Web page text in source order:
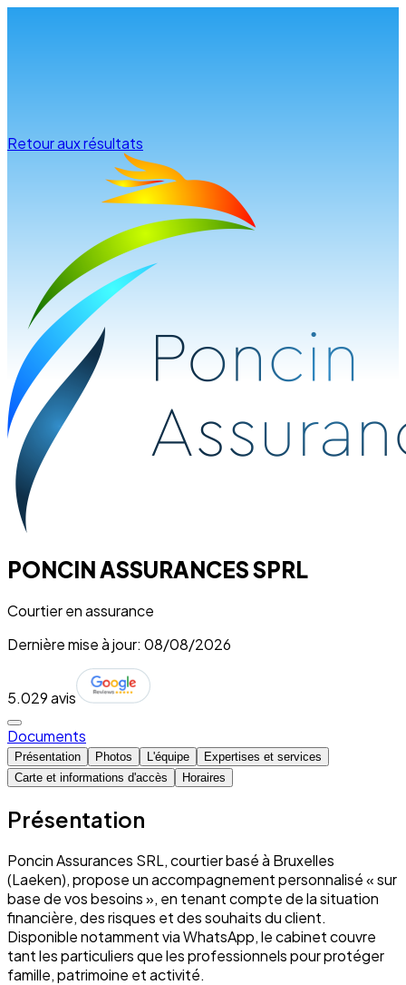
Retour aux résultats
PONCIN ASSURANCES SPRL
Courtier en assurance
Dernière mise à jour: 08/08/2026
5.029 avis
Documents
Présentation Photos L'équipe
Expertises et services
Carte et informations d'accès
Horaires
Présentation
Poncin Assurances SRL, courtier basé à Bruxelles
(Laeken), propose un accompagnement personnalisé « sur
base de vos besoins », en tenant compte de la situation
financière, des risques et des souhaits du client.
Disponible notamment via WhatsApp, le cabinet couvre
tant les particuliers que les professionnels pour protéger
famille, patrimoine et activité.